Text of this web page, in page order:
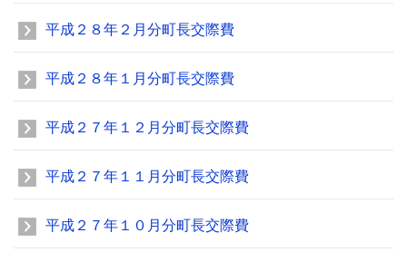
平成２８年２月分町長交際費
平成２８年１月分町長交際費
平成２７年１２月分町長交際費
平成２７年１１月分町長交際費
平成２７年１０月分町長交際費